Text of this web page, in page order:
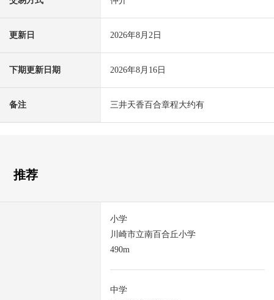
更新日 2026年8月2日
下期更新日期 2026年8月16日
备注 三井天香百合章程大约有
推荐
小学
川崎市立南百合丘小学
490m
中学